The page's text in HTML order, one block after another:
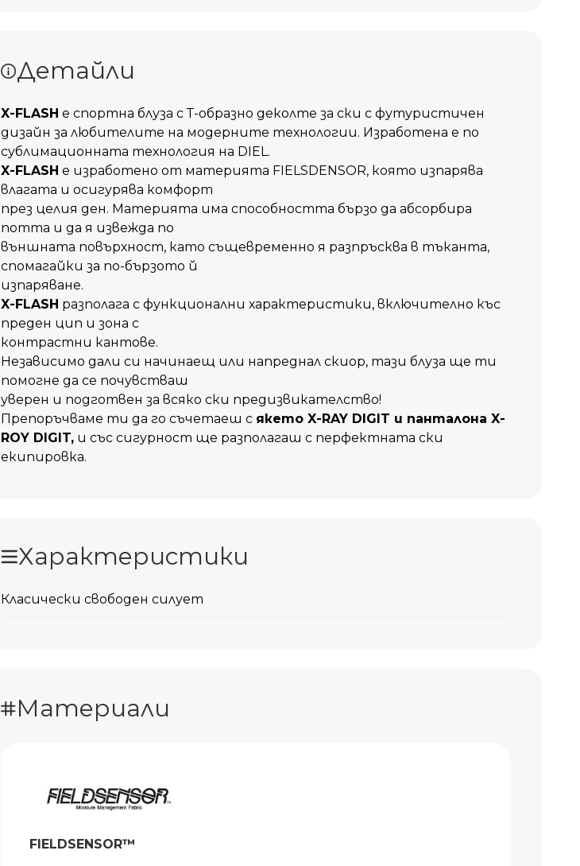
Детайли
X-FLASH е спортна блуза с Т-образно деколте за ски с футуристичен
дизайн за любителите на модерните технологии. Изработена е по
сублимационната технология на DIEL.
X-FLASH е изработено от материята FIELSDENSOR, която изпарява
влагата и осигурява комфорт
през целия ден. Материята има способността бързо да абсорбира
потта и да я извежда по
външната повърхност, като същевременно я разпръсква в тъканта,
спомагайки за по-бързото й
изпаряване.
X-FLASH разполага с функционални характеристики, включително къс
преден цип и зона с
контрастни кантове.
Независимо дали си начинаещ или напреднал скиор, тази блуза ще ти
помогне да се почувстваш
уверен и подготвен за всяко ски предизвикателство!
Препоръчваме ти да го съчетаеш с якето X-RAY DIGIT и панталона X-
ROY DIGIT,и със сигурност ще разполагаш с перфектната ски
екипировка.
Характеристики
Класически свободен силует
Материали
FIELDSENSOR™